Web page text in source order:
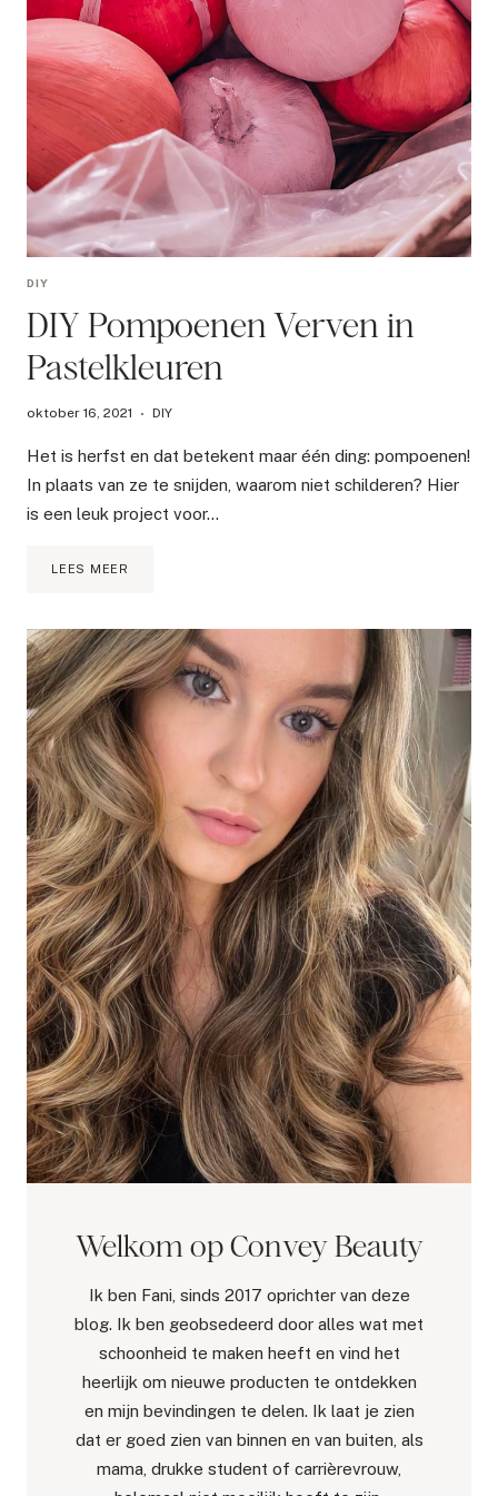
DIY
DIY Pompoenen Verven in
Pastelkleuren
oktober 16, 2021 DIY
Het is herfst en dat betekent maar één ding: pompoenen!
In plaats van ze te snijden, waarom niet schilderen? Hier
is een leuk project voor…
LEES MEER
PASTELKLEUREN
Welkom op Convey Beauty
Ik ben Fani, sinds 2017 oprichter van deze
blog. Ik ben geobsedeerd door alles wat met
schoonheid te maken heeft en vind het
heerlijk om nieuwe producten te ontdekken
en mijn bevindingen te delen. Ik laat je zien
dat er goed zien van binnen en van buiten, als
mama, drukke student of carrièrevrouw,